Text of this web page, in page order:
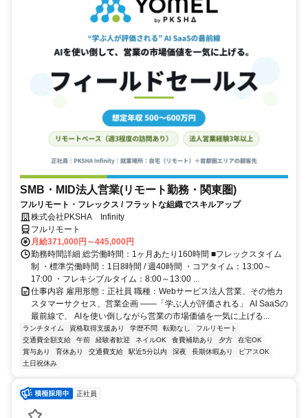
SMB・MID法人営業(リモート勤務・関東圏)
フルリモート・フレックス / フラットな組織でスキルアップ
株式会社PKSHA Infinity
フルリモート
月給371,000円～445,000円
勤務時間詳細 総労働時間：1ヶ月あたり160時間 ■フレックスタイム
制 ・標準労働時間：1日8時間 / 週40時間 ・コアタイム：13:00～
17:00 ・フレキシブルタイム：8:00～13:00 ...
仕事内容 雇用形態：正社員 職種：Webサービス法人営業、その他カ
スタマーサクセス、営業企画 ――「学ぶ人が評価される」 AI SaaSの
最前線で、 AIを使い倒しながら営業の市場価値を一気に上げる...
ランチタイム 資格取得支援あり 学歴不問 転勤なし
フルリモート
交通費全額支給
午前 経験者歓迎 ネイルOK 食費補助あり 夕方
在宅OK
賞与あり
育休あり 交通費支給 駅近5分以内 深夜 長期休暇あり
ピアスOK
土日祝休み
正社員